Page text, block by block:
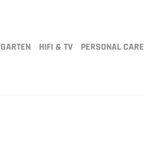
HIFI & TV PERSONAL CARE